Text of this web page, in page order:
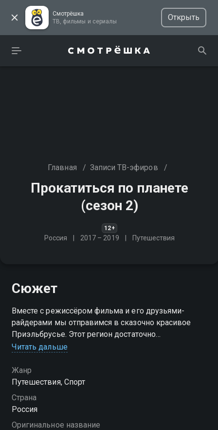
Смотрёшка
ТВ, фильмы и сериалы
Открыть
Главная / Записи ТВ-эфиров /
Прокатиться по планете
(сезон 2)
12+
Россия 2017 – 2019 Путешествия
Сюжет
Вместе с режиссёром фильма и его друзьями-
райдерами мы отправимся в сказочно красивое
Приэльбрусье. Этот регион достаточно
"раскатанный" для маунтибайков: южный склон
райдеров
Посмотреть онлайн 2 сезон сериала Прокатиться по
планете вы можете совершенно бесплатно в
Читать дальше
Жанр
Путешествия, Спорт
Страна
Россия
Оригинальное название